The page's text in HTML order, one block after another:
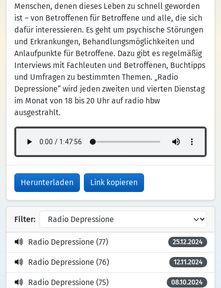
Menschen, denen dieses Leben zu schnell geworden
ist – von Betroffenen für Betroffene und alle, die sich
dafür interessieren. Es geht um psychische Störungen
und Erkrankungen, Behandlungsmöglichkeiten und
Anlaufpunkte für Betroffene. Dazu gibt es regelmäßig
Interviews mit Fachleuten und Betroffenen, Buchtipps
und Umfragen zu bestimmten Themen. „Radio
Depressione“ wird jeden zweiten und vierten Dienstag
im Monat von 18 bis 20 Uhr auf radio hbw
ausgestrahlt.
Herunterladen Link kopieren
Filter:
Radio Depressione (77) 25.12.2024
Radio Depressione (76) 12.11.2024
Radio Depressione (75) 08.10.2024